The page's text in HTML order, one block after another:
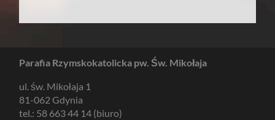
Parafia Rzymskokatolicka pw. Św. Mikołaja
ul. św. Mikołaja 1
81-062 Gdynia
tel.: 58 663 44 14 (biuro)